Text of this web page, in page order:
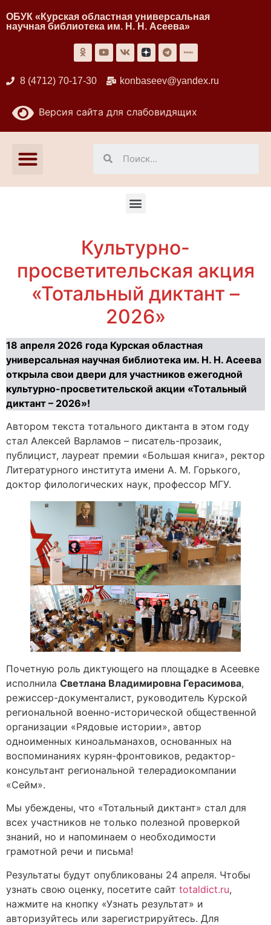
ОБУК «Курская областная универсальная
научная библиотека им. Н. Н. Асеева»
8 (4712) 70-17-30 konbaseev@yandex.ru
Версия сайта для слабовидящих
Культурно-
просветительская акция
«Тотальный диктант –
2026»
18 апреля 2026 года Курская областная
универсальная научная библиотека им. Н. Н. Асеева
открыла свои двери для участников ежегодной
культурно-просветительской акции «Тотальный
диктант – 2026»!
Автором текста тотального диктанта в этом году
стал Алексей Варламов – писатель-прозаик,
публицист, лауреат премии «Большая книга», ректор
Литературного института имени А. М. Горького,
доктор филологических наук, профессор МГУ.
Почетную роль диктующего на площадке в Асеевке
исполнила Светлана Владимировна Герасимова,
режиссер-документалист, руководитель Курской
региональной военно-исторической общественной
организации «Рядовые истории», автор
одноименных киноальманахов, основанных на
воспоминаниях курян-фронтовиков, редактор-
консультант региональной телерадиокомпании
«Сейм».
Мы убеждены, что «Тотальный диктант» стал для
всех участников не только полезной проверкой
знаний, но и напоминаем о необходимости
грамотной речи и письма!
Результаты будут опубликованы 24 апреля. Чтобы
узнать свою оценку, посетите сайт totaldict.ru,
нажмите на кнопку «Узнать результат» и
авторизуйтесь или зарегистрируйтесь. Для